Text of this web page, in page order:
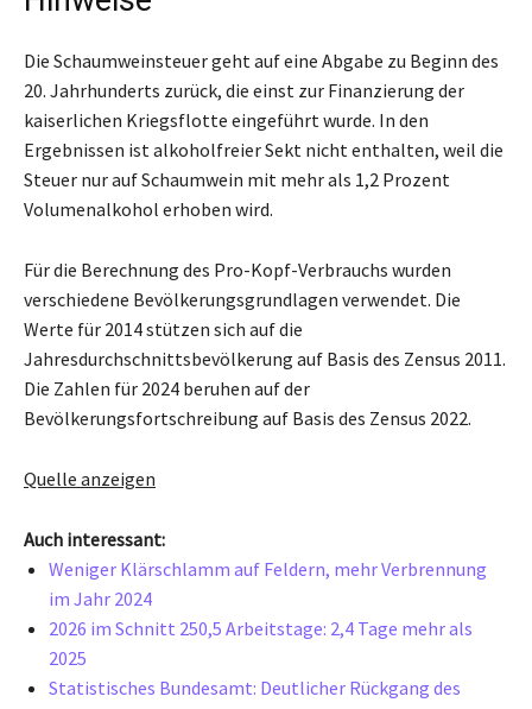
Die Schaumweinsteuer geht auf eine Abgabe zu Beginn des
20. Jahrhunderts zurück, die einst zur Finanzierung der
kaiserlichen Kriegsflotte eingeführt wurde. In den
Ergebnissen ist alkoholfreier Sekt nicht enthalten, weil die
Steuer nur auf Schaumwein mit mehr als 1,2 Prozent
Volumenalkohol erhoben wird.
Für die Berechnung des Pro-Kopf-Verbrauchs wurden
verschiedene Bevölkerungsgrundlagen verwendet. Die
Werte für 2014 stützen sich auf die
Jahresdurchschnittsbevölkerung auf Basis des Zensus 2011.
Die Zahlen für 2024 beruhen auf der
Bevölkerungsfortschreibung auf Basis des Zensus 2022.
Quelle anzeigen
Auch interessant:
Weniger Klärschlamm auf Feldern, mehr Verbrennung
im Jahr 2024
2026 im Schnitt 250,5 Arbeitstage: 2,4 Tage mehr als
2025
Statistisches Bundesamt: Deutlicher Rückgang des